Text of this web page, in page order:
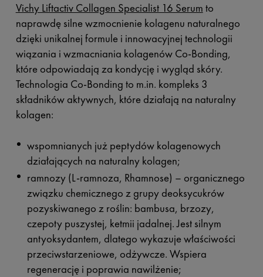
Vichy Liftactiv Collagen Specialist 16 Serum to
naprawdę silne wzmocnienie kolagenu naturalnego
dzięki unikalnej formule i innowacyjnej technologii
wiązania i wzmacniania kolagenów Co-Bonding,
które odpowiadają za kondycję i wygląd skóry.
Technologia Co-Bonding to m.in. kompleks 3
składników aktywnych, które działają na naturalny
kolagen:
wspomnianych już peptydów kolagenowych
działających na naturalny kolagen;
ramnozy (L-ramnoza, Rhamnose) – organicznego
związku chemicznego z grupy deoksycukrów
pozyskiwanego z roślin: bambusa, brzozy,
czepoty puszystej, ketmii jadalnej. Jest silnym
antyoksydantem, dlatego wykazuje właściwości
przeciwstarzeniowe, odżywcze. Wspiera
regenerację i poprawia nawilżenie;